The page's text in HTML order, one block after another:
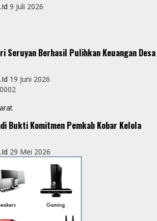
9 Juli 2026
Seruyan Berhasil Pulihkan Keuangan Desa
19 Juni 2026
Bukti Komitmen Pemkab Kobar Kelola
29 Mei 2026